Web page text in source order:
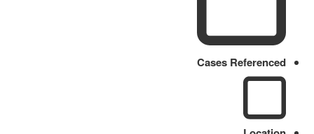
Cases Referenced